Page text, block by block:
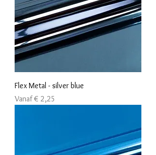
Flex Metal - silver blue
Vanaf€ 2,25
Verkoopprijs